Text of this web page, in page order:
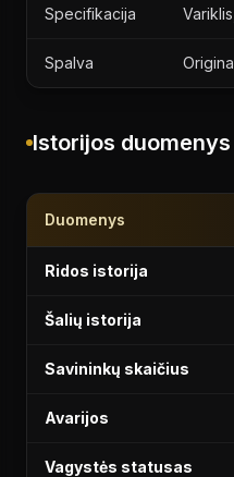
Specifikacija
Spalva
Istorijos duomenys
Duomenys
Ridos istorija
Šalių istorija
Savininkų skaičius
Avarijos
Vagystės statusas